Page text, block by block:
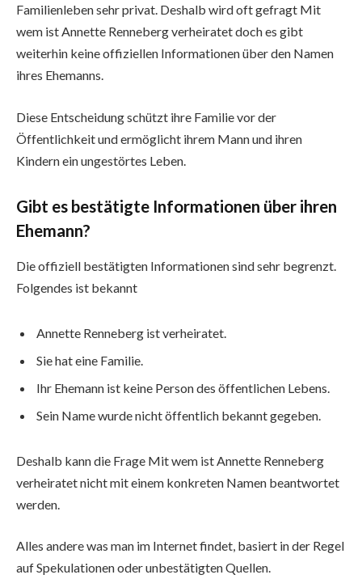
Familienleben sehr privat. Deshalb wird oft gefragt Mit
wem ist Annette Renneberg verheiratet doch es gibt
weiterhin keine offiziellen Informationen über den Namen
ihres Ehemanns.
Diese Entscheidung schützt ihre Familie vor der
Öffentlichkeit und ermöglicht ihrem Mann und ihren
Kindern ein ungestörtes Leben.
Gibt es bestätigte Informationen über ihren
Ehemann?
Die offiziell bestätigten Informationen sind sehr begrenzt.
Folgendes ist bekannt
Annette Renneberg ist verheiratet.
Sie hat eine Familie.
Ihr Ehemann ist keine Person des öffentlichen Lebens.
Sein Name wurde nicht öffentlich bekannt gegeben.
Deshalb kann die Frage Mit wem ist Annette Renneberg
verheiratet nicht mit einem konkreten Namen beantwortet
werden.
Alles andere was man im Internet findet, basiert in der Regel
auf Spekulationen oder unbestätigten Quellen.